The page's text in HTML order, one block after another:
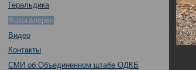
Геральдика
Фотогалерея
Видео
Контакты
СМИ об Объединенном штабе ОДКБ